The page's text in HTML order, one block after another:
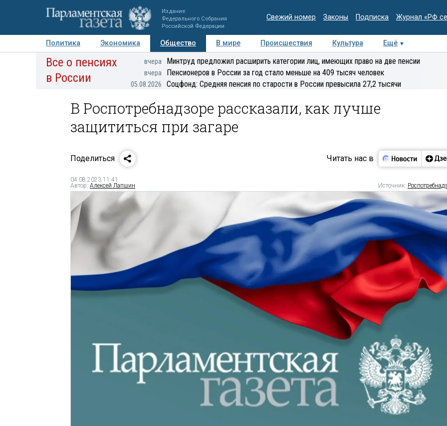
Издание
Федерального Собрания
Российской Федерации
Свежий номер Законы Подписка Журнал «РФ
Политика Экономика Общество В мире Происшествия Культура Ещё
Авторы Персоны Мнения Регионы Медиацентр Интервью Колумнисты
Деловая
Все о пенсиях
в России
вчера Минтруд предложил расширить категории лиц, имеющих право на две пенсии
вчера Пенсионеров в России за год стало меньше на 409 тысяч человек
05.08.2026 Соцфонд: Средняя пенсия по старости в России превысила 27,2 тысячи
В Роспотребнадзоре рассказали, как лучше
защититься при загаре
Поделиться Читать нас в
04.08.2023 11:41
Автор: Алексей Лапшин Источник: